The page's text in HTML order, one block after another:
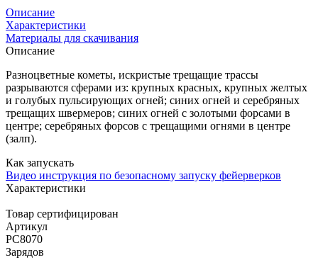
Описание
Характеристики
Материалы для скачивания
Описание
Разноцветные кометы, искристые трещащие трассы
разрываются сферами из: крупных красных, крупных желтых
и голубых пульсирующих огней; синих огней и серебряных
трещащих швермеров; синих огней с золотыми форсами в
центре; серебряных форсов с трещащими огнями в центре
(залп).
Как запускать
Видео инструкция по безопасному запуску фейерверков
Характеристики
Товар сертифицирован
Артикул
РС8070
Зарядов